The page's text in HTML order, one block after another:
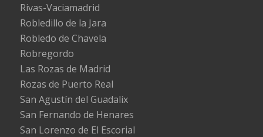
Rivas-Vaciamadrid
Robledillo de la Jara
Robledo de Chavela
Robregordo
Las Rozas de Madrid
Rozas de Puerto Real
San Agustín del Guadalix
San Fernando de Henares
San Lorenzo de El Escorial